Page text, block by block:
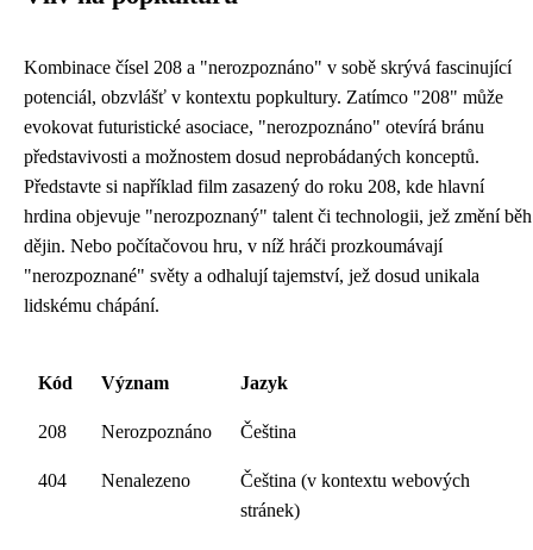
Kombinace čísel 208 a "nerozpoznáno" v sobě skrývá fascinující
potenciál, obzvlášť v kontextu popkultury. Zatímco "208" může
evokovat futuristické asociace, "nerozpoznáno" otevírá bránu
představivosti a možnostem dosud neprobádaných konceptů.
Představte si například film zasazený do roku 208, kde hlavní
hrdina objevuje "nerozpoznaný" talent či technologii, jež změní běh
dějin. Nebo počítačovou hru, v níž hráči prozkoumávají
"nerozpoznané" světy a odhalují tajemství, jež dosud unikala
lidskému chápání.
Kód Význam Jazyk
208 Nerozpoznáno Čeština
404 Nenalezeno
Čeština (v kontextu webových
stránek)